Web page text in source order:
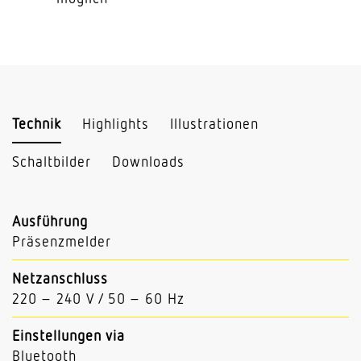
Technik Highlights Illustrationen
Schaltbilder Downloads
Ausführung
Präsenzmelder
Netzanschluss
220 – 240 V / 50 – 60 Hz
Einstellungen via
Bluetooth